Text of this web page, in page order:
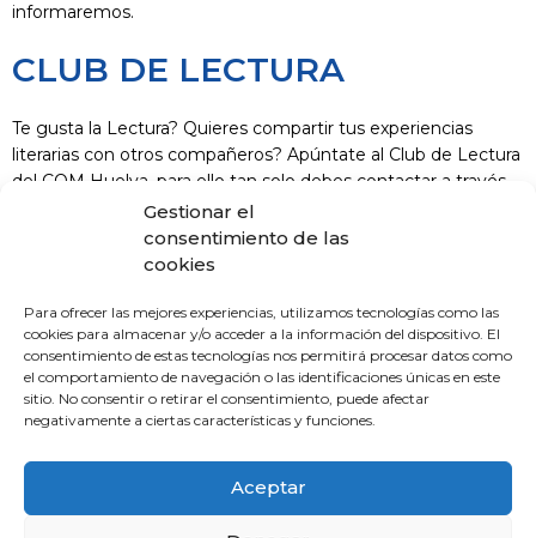
Gestionar el
consentimiento de las
cookies
Para ofrecer las mejores experiencias, utilizamos tecnologías como las
cookies para almacenar y/o acceder a la información del dispositivo. El
consentimiento de estas tecnologías nos permitirá procesar datos como
el comportamiento de navegación o las identificaciones únicas en este
sitio. No consentir o retirar el consentimiento, puede afectar
negativamente a ciertas características y funciones.
Aceptar
informaremos.
CLUB DE LECTURA
Te gusta la Lectura? Quieres compartir tus experiencias
literarias con otros compañeros? Apúntate al Club de Lectura
del COM Huelva, para ello tan solo debes contactar a través
del mail administracion@comhuelva.com y te informaremos.
Contacto